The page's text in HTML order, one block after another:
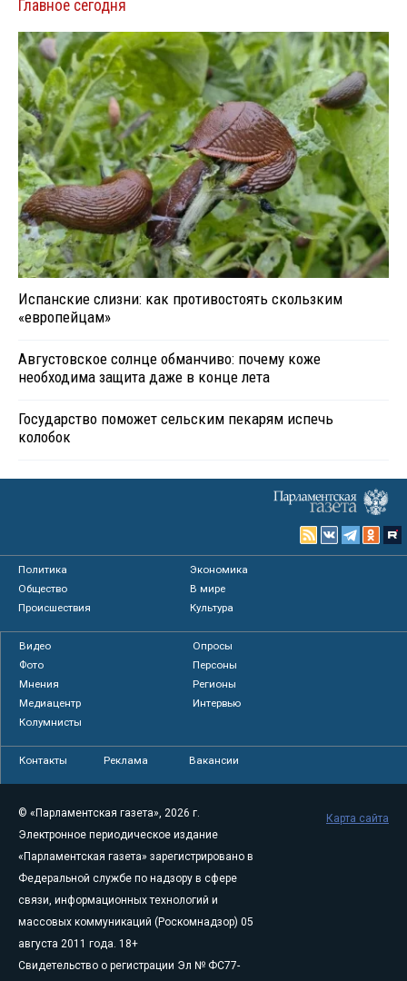
Главное сегодня
Испанские слизни: как противостоять скользким
«европейцам»
Августовское солнце обманчиво: почему коже
необходима защита даже в конце лета
Государство поможет сельским пекарям испечь
колобок
Политика
Экономика
Общество
В мире
Происшествия
Культура
Видео
Опросы
Фото
Персоны
Мнения
Регионы
Медиацентр
Интервью
Колумнисты
Контакты Реклама Вакансии
© «Парламентская газета», 2026 г.
Электронное периодическое издание
«Парламентская газета» зарегистрировано в
Федеральной службе по надзору в сфере
связи, информационных технологий и
массовых коммуникаций (Роскомнадзор) 05
августа 2011 года. 18+
Свидетельство о регистрации Эл № ФС77-
Карта сайта